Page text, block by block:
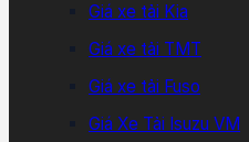
Giá xe tải Kia
Giá xe tải TMT
Giá xe tải Fuso
Giá Xe Tải Isuzu VM